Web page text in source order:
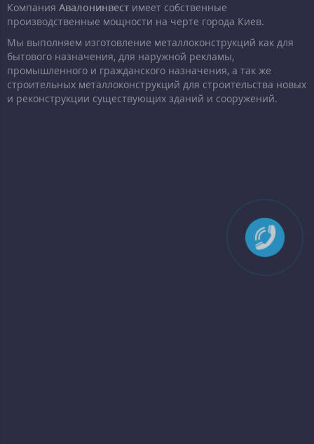
Компания Авалонинвест имеет собственные
производственные мощности на черте города Киев.
Мы выполняем изготовление металлоконструкций как для
бытового назначения, для наружной рекламы,
промышленного и гражданского назначения, а так же
строительных металлоконструкций для строительства новых
и реконструкции существующих зданий и сооружений.